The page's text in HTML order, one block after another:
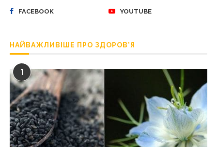
FACEBOOK YOUTUBE
НАЙВАЖЛИВІШЕ ПРО ЗДОРОВ’Я
1